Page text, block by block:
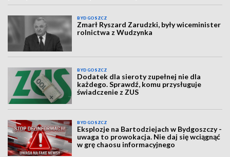
BYDGOSZCZ
Zmarł Ryszard Zarudzki, były wiceminister
rolnictwa z Wudzynka
BYDGOSZCZ
Dodatek dla sieroty zupełnej nie dla
każdego. Sprawdź, komu przysługuje
świadczenie z ZUS
BYDGOSZCZ
Eksplozje na Bartodziejach w Bydgoszczy -
uwaga to prowokacja. Nie daj się wciągnąć
w grę chaosu informacyjnego